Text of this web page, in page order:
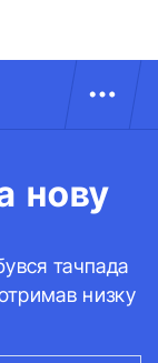
нову
тачпада
низку